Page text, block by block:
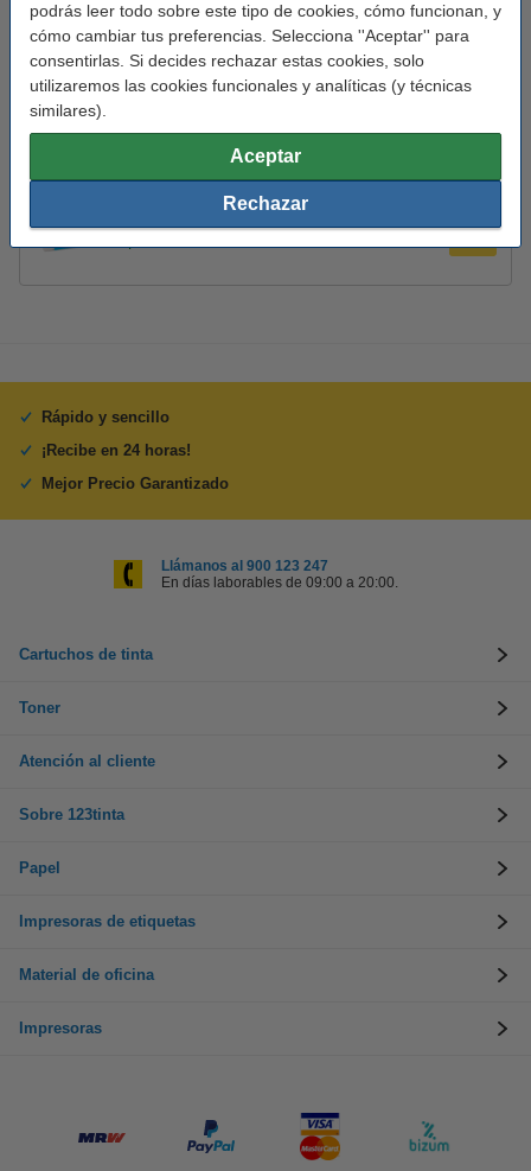
podrás leer todo sobre este tipo de cookies, cómo funcionan, y
cómo cambiar tus preferencias. Selecciona ''Aceptar'' para
consentirlas. Si decides rechazar estas cookies, solo
utilizaremos las cookies funcionales y analíticas (y técnicas
similares).
Aceptar
Rechazar
Núm. de item: 260081
Consejo: compra
Lápiz de 123tinta - HB
123tinta Goma de borrar
Rápido y sencillo
¡Recibe en 24 horas!
Mejor Precio Garantizado
Llámanos al 900 123 247
En días laborables de 09:00 a 20:00.
Cartuchos de tinta
Toner
Atención al cliente
Sobre 123tinta
Papel
Impresoras de etiquetas
Material de oficina
Impresoras